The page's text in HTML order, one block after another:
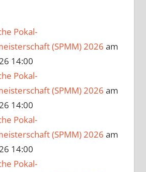
Pokal-
(SPMM) 2026 am
14:00
Pokal-
(SPMM) 2026 am
14:00
Pokal-
(SPMM) 2026 am
14:00
Pokal-